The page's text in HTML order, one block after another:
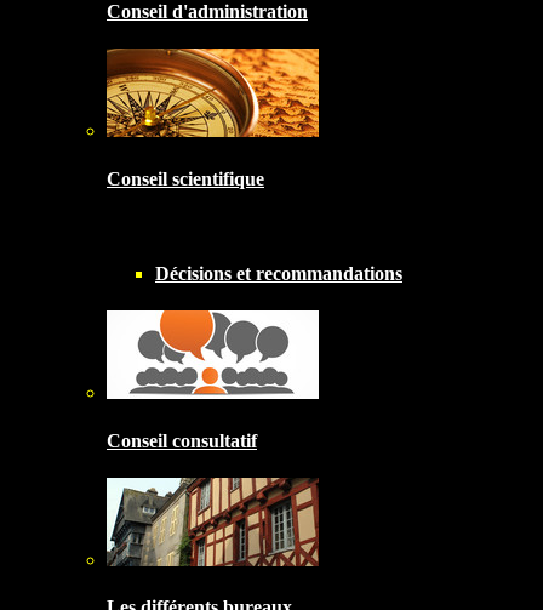
Conseil d'administration
Conseil scientifique
Décisions et recommandations
Conseil consultatif